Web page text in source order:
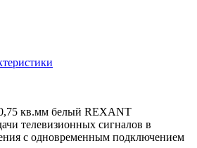
кв.мм белый REXANT
телевизионных сигналов в
с одновременным подключением